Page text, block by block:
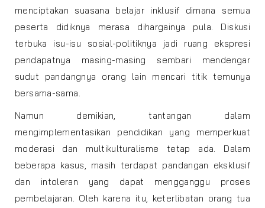
menciptakan suasana belajar inklusif dimana semua
peserta didiknya merasa dihargainya pula. Diskusi
terbuka isu-isu sosial-politiknya jadi ruang ekspresi
pendapatnya masing-masing sembari mendengar
sudut pandangnya orang lain mencari titik temunya
bersama-sama.
Namun demikian, tantangan dalam
mengimplementasikan pendidikan yang memperkuat
moderasi dan multikulturalisme tetap ada. Dalam
beberapa kasus, masih terdapat pandangan eksklusif
dan intoleran yang dapat mengganggu proses
pembelajaran. Oleh karena itu, keterlibatan orang tua